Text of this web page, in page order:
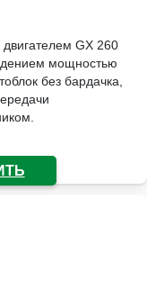
GX 260
мощностью
без бардачка,